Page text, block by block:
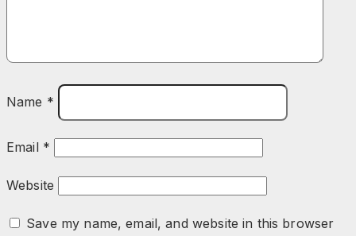
Name *
Email *
Website
Save my name, email, and website in this browser